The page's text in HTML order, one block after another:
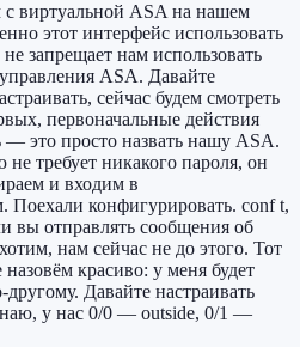
виртуальной ASA на нашем
этот интерфейс использовать
запрещает нам использовать
ASA. Давайте
сейчас будем смотреть
первоначальные действия
это просто назвать нашу ASA.
требует никакого пароля, он
и входим в
конфигурировать. conf t,
вы отправлять сообщения об
нам сейчас не до этого. Тот
красиво: у меня будет
Давайте настраивать
у нас 0/0 — outside, 0/1 —